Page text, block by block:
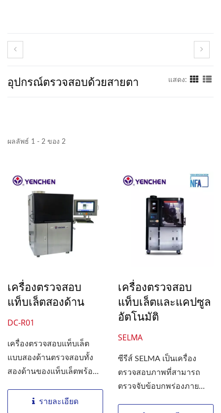
อุปกรณ์ตรวจสอบด้วยสายตา แสดง:
ผลลัพธ์ 1 - 2 ของ 2
เครื่องตรวจสอบ
แท็บเล็ตสองด้าน
DC-R01
เครื่องตรวจสอบแท็บเล็ต
แบบสองด้านตรวจสอบทั้ง
สองด้านของแท็บเล็ตพร้อม
รายละเอียด
เครื่องตรวจสอบ
แท็บเล็ตและแคปซูล
อัตโนมัติ
SELMA
ซีรีส์ SELMA เป็นเครื่อง
ตรวจสอบภาพที่สามารถ
ตรวจจับข้อบกพร่องภาย